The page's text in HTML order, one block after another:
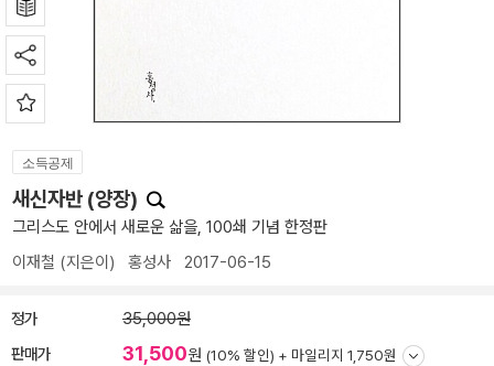
소득공제
새신자반 (양장)
그리스도 안에서 새로운 삶을, 100쇄 기념 한정판
이재철 (지은이) 홍성사 2017-06-15
정가 35,000원
판매가 31,500원 (10% 할인) + 마일리지 1,750원